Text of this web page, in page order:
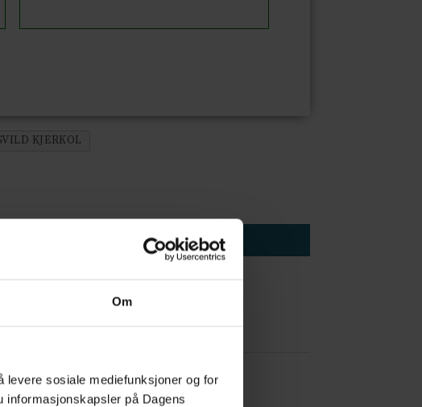
Om
levere sosiale mediefunksjoner og for
informasjonskapsler på Dagens
KJERKOL
å være forvakt nå